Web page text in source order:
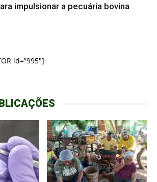
impulsionar a pecuária bovina
id=”995″]